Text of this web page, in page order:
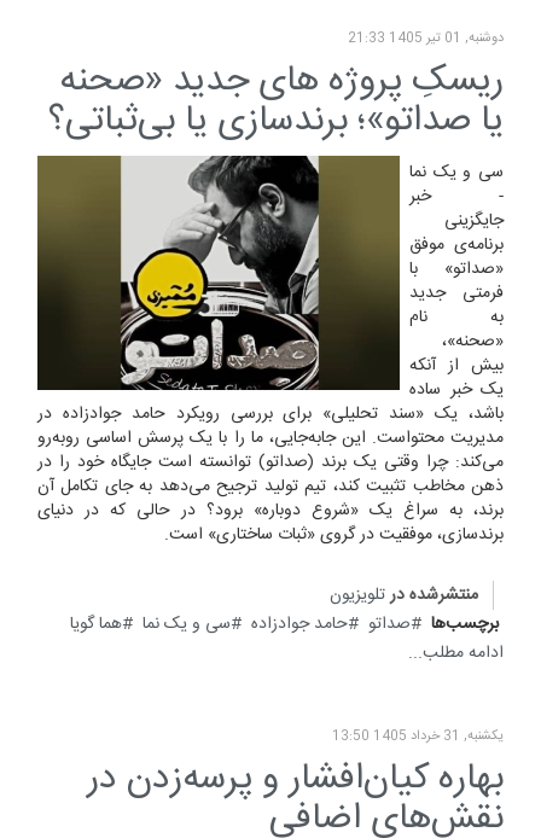
دوشنبه, 01 تیر 1405 21:33
ریسکِ پروژه های جدید «صحنه
یا صداتو»؛ برندسازی یا بی‌ثباتی؟
سی و یک نما
- خبر
جایگزینی
برنامه‌ی موفق
«صداتو» با
فرمتی جدید
به نام
«صحنه»،
بیش از آنکه
یک خبر ساده
باشد، یک «سند تحلیلی» برای بررسی رویکرد حامد جوادزاده در
مدیریت محتواست. این جابه‌جایی، ما را با یک پرسش اساسی روبه‌رو
می‌کند: چرا وقتی یک برند (صداتو) توانسته است جایگاه خود را در
ذهن مخاطب تثبیت کند، تیم تولید ترجیح می‌دهد به جای تکامل آن
برند، به سراغ یک «شروع دوباره» برود؟ در حالی که در دنیای
برندسازی، موفقیت در گروی «ثبات ساختاری» است.
منتشرشده درتلویزیون
برچسب‌ها
صداتو حامد جوادزاده‌ سی و یک نما
هما گویا
ادامه مطلب...
یکشنبه, 31 خرداد 1405 13:50
بهاره کیان‌افشار و پرسه‌زدن در
نقش‌های اضافی